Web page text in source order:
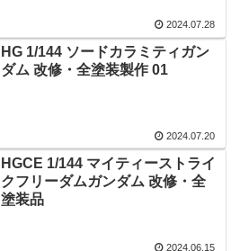
2024.07.28
HG 1/144 ソードカラミティガン
ダム 改修・全塗装製作 01
2024.07.20
HGCE 1/144 マイティーストライ
クフリーダムガンダム 改修・全
塗装品
2024.06.15